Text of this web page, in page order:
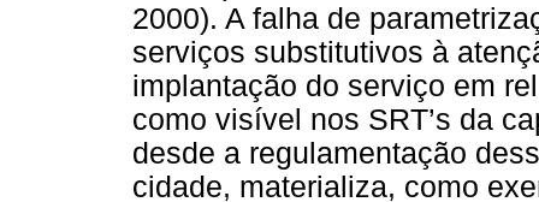
2000). A falha de
serviços substitutivos à
implantação do serviço em
como visível nos SRT’s da
desde a regulamentação
cidade, materializa, como